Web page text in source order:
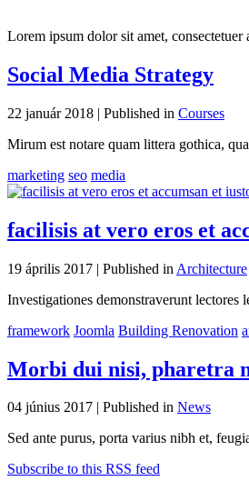
Lorem ipsum dolor sit amet,
Social Media Strategy
22 január 2018 | Published in Courses
Mirum est notare quam littera gothica,
marketing seo media
facilisis at vero eros et
19 április 2017 | Published in Architecture
Investigationes demonstraverunt lectores
framework Joomla Building Renovation
Morbi dui nisi, pharetra
04 június 2017 | Published in News
Sed ante purus, porta varius nibh et,
Subscribe to this RSS feed